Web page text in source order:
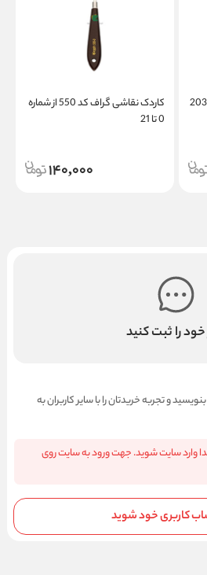
پارس آرت شماره 2035
کاردک نقاشی گراف کد 550 از شماره
0 تا 21
140,000
را ثبت کنید
و تجربه خریدتان را با سایر کاربران به
وارد سایت شوید. جهت ورود به سایت روی
کاربری خود شوید